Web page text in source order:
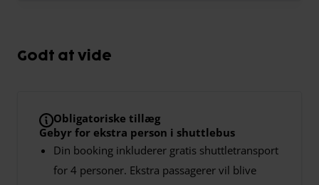
Godt at vide
Obligatoriske tillæg
Gebyr for ekstra person i shuttlebus
Din booking inkluderer gratis shuttletransport
for 4 personer. Ekstra passagerer vil blive